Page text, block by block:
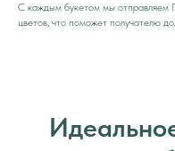
С каждым букетом мы отправляем
цветов, что поможет получателю